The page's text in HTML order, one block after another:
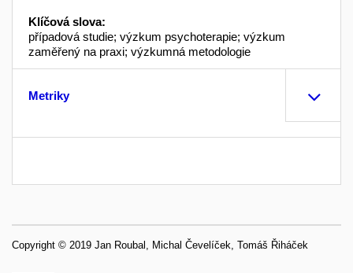
Klíčová slova:
případová studie; výzkum psychoterapie; výzkum
zaměřený na praxi; výzkumná metodologie
Metriky
Copyright © 2019 Jan Roubal, Michal Čevelíček, Tomáš Řiháček